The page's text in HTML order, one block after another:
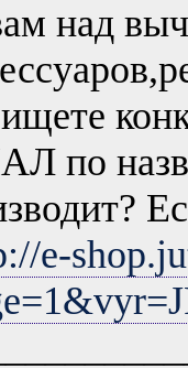
над
по
e-